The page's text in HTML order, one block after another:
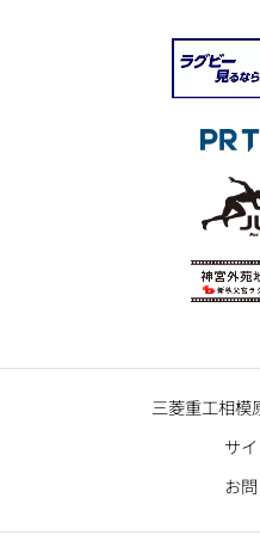
三菱重工相模
サ
お